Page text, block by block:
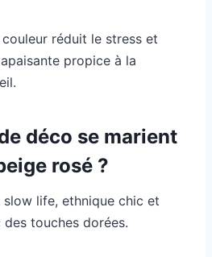
réduit le stress et
propice à la
déco se marient
rosé ?
slow life, ethnique chic et
touches dorées.